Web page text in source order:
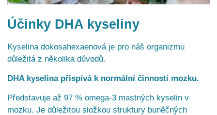
Účinky DHA kyseliny
Kyselina dokosahexaenová je pro náš organizmu
důležitá z několika důvodů.
DHA kyselina přispívá k normální činnosti mozku.
Představuje až 97 % omega-3 mastných kyselin v
mozku. Je důležitou složkou struktury buněčných